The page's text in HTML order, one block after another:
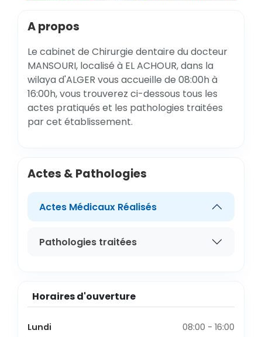
A propos
Le cabinet de Chirurgie dentaire du docteur
MANSOURI, localisé à EL ACHOUR, dans la
wilaya d'ALGER vous accueille de 08:00h à
16:00h, vous trouverez ci-dessous tous les
actes pratiqués et les pathologies traitées
par cet établissement.
Actes & Pathologies
Actes Médicaux Réalisés
Pathologies traitées
Horaires d'ouverture
Lundi
08:00 - 16:00